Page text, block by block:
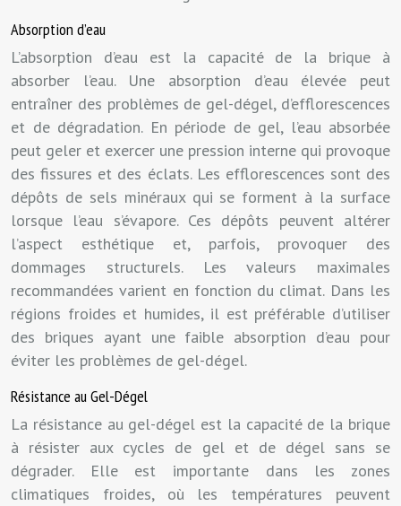
Absorption d’eau
L’absorption d’eau est la capacité de la brique à
absorber l’eau. Une absorption d’eau élevée peut
entraîner des problèmes de gel-dégel, d’efflorescences
et de dégradation. En période de gel, l’eau absorbée
peut geler et exercer une pression interne qui provoque
des fissures et des éclats. Les efflorescences sont des
dépôts de sels minéraux qui se forment à la surface
lorsque l’eau s’évapore. Ces dépôts peuvent altérer
l’aspect esthétique et, parfois, provoquer des
dommages structurels. Les valeurs maximales
recommandées varient en fonction du climat. Dans les
régions froides et humides, il est préférable d’utiliser
des briques ayant une faible absorption d’eau pour
éviter les problèmes de gel-dégel.
Résistance au Gel-Dégel
La résistance au gel-dégel est la capacité de la brique
à résister aux cycles de gel et de dégel sans se
dégrader. Elle est importante dans les zones
climatiques froides, où les températures peuvent